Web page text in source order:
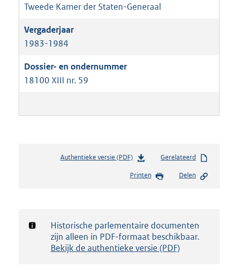
Tweede Kamer der Staten-Generaal
1983-1984
18100 XIII nr. 59
Authentieke versie (PDF)b
s
d
r
Gerelateerd
Printen Delen
Notificatie:
Historische parlementaire documenten
zijn alleen in PDF-formaat beschikbaar.
Bekijk de authentieke versie (PDF)